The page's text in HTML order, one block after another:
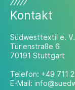
Kontakt
Südwesttextil e. V.
Türlenstraße 6
70191 Stuttgart
Telefon: +49 711
E-Mail: